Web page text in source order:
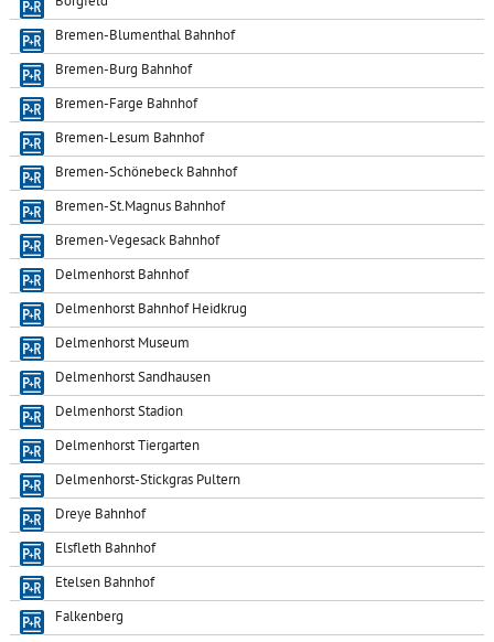
Bremen-Blumenthal Bahnhof
Bremen-Burg Bahnhof
Bremen-Farge Bahnhof
Bremen-Lesum Bahnhof
Bremen-Schönebeck Bahnhof
Bremen-St.Magnus Bahnhof
Bremen-Vegesack Bahnhof
Delmenhorst Bahnhof
Delmenhorst Bahnhof Heidkrug
Delmenhorst Museum
Delmenhorst Sandhausen
Delmenhorst Stadion
Delmenhorst Tiergarten
Delmenhorst-Stickgras Pultern
Dreye Bahnhof
Elsfleth Bahnhof
Etelsen Bahnhof
Falkenberg